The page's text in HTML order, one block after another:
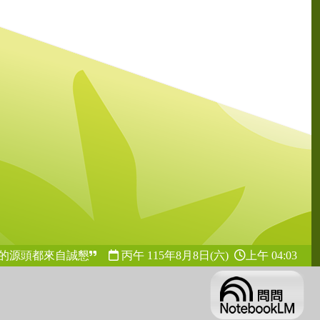
源頭都來自誠懇 丙午 115年8月8日(六) 上午 04:03